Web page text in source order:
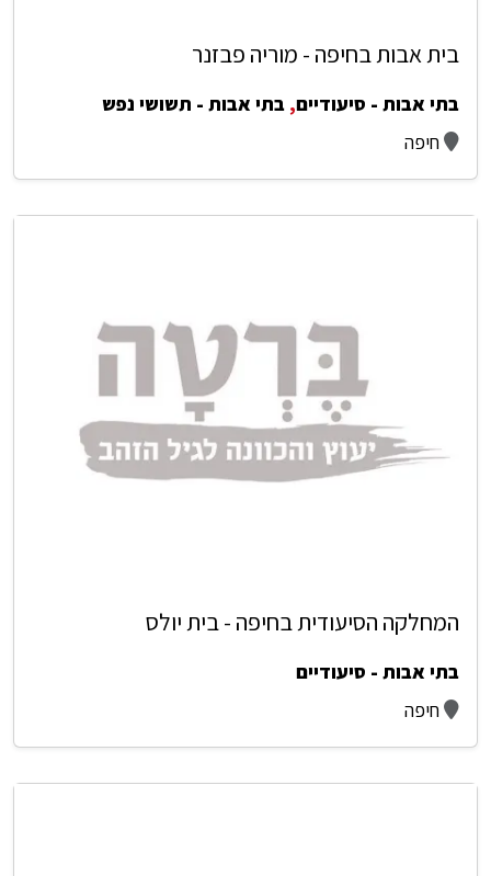
בית אבות בחיפה - מוריה פבזנר
בתי אבות - סיעודיים, בתי אבות - תשושי נפש
חיפה
המחלקה הסיעודית בחיפה - בית יולס
בתי אבות - סיעודיים
חיפה